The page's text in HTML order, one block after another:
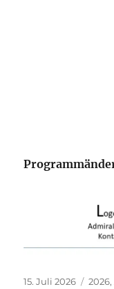
Veröffentlicht
15. Juli 2026 2026,